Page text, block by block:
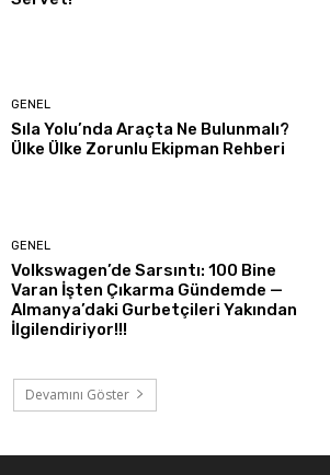
GENEL
Sıla Yolu’nda Araçta Ne Bulunmalı?
Ülke Ülke Zorunlu Ekipman Rehberi
GENEL
Volkswagen’de Sarsıntı: 100 Bine
Varan İşten Çıkarma Gündemde —
Almanya’daki Gurbetçileri Yakından
İlgilendiriyor!!!
Devamını Göster